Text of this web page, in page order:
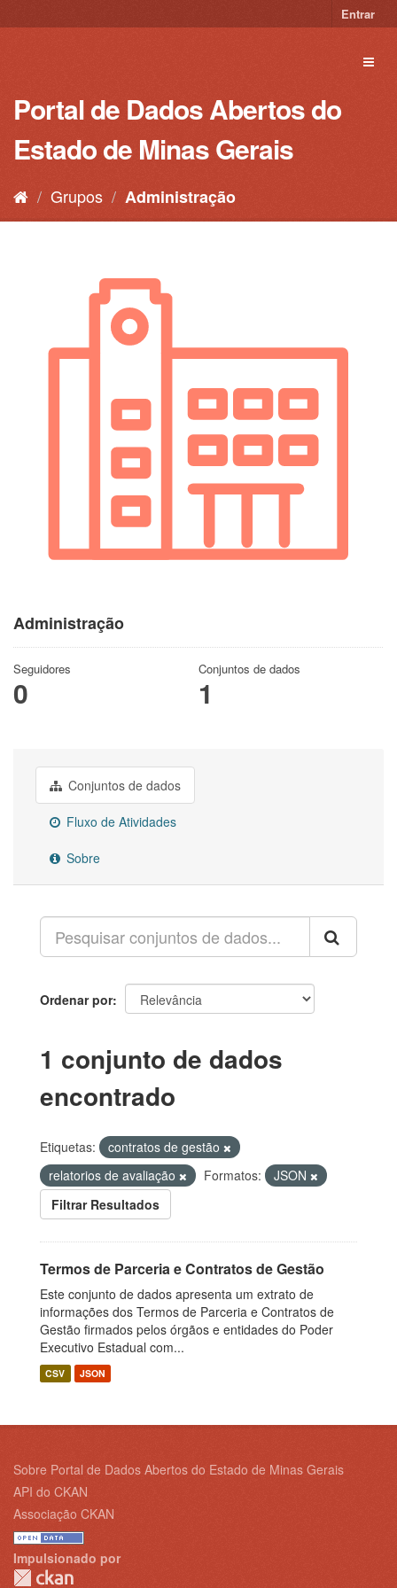
para
Entrar
Portal de Dados Abertos do
Estado de Minas Gerais
Grupos Administração
Administração
Seguidores
0
Conjuntos de dados
1
Conjuntos de dados
Fluxo de Atividades
Sobre
Ordenar por
1 conjunto de dados
encontrado
Etiquetas:
contratos de gestão
relatorios de avaliação
Formatos:
JSON
Filtrar Resultados
Termos de Parceria e Contratos de Gestão
Este conjunto de dados apresenta um extrato de
informações dos Termos de Parceria e Contratos de
Gestão firmados pelos órgãos e entidades do Poder
Executivo Estadual com...
CSV JSON
Sobre Portal de Dados Abertos do Estado de Minas Gerais
API do CKAN
Associação CKAN
Impulsionado por